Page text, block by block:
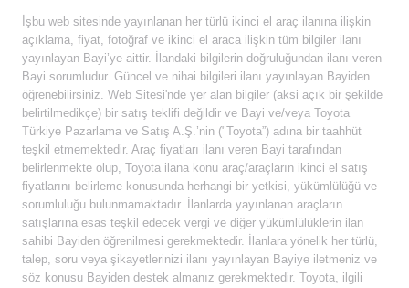
İşbu web sitesinde yayınlanan her türlü ikinci el araç ilanına ilişkin
açıklama, fiyat, fotoğraf ve ikinci el araca ilişkin tüm bilgiler ilanı
yayınlayan Bayi’ye aittir. İlandaki bilgilerin doğruluğundan ilanı veren
Bayi sorumludur. Güncel ve nihai bilgileri ilanı yayınlayan Bayiden
öğrenebilirsiniz. Web Sitesi'nde yer alan bilgiler (aksi açık bir şekilde
belirtilmedikçe) bir satış teklifi değildir ve Bayi ve/veya Toyota
Türkiye Pazarlama ve Satış A.Ş.’nin ("Toyota”) adına bir taahhüt
teşkil etmemektedir. Araç fiyatları ilanı veren Bayi tarafından
belirlenmekte olup, Toyota ilana konu araç/araçların ikinci el satış
fiyatlarını belirleme konusunda herhangi bir yetkisi, yükümlülüğü ve
sorumluluğu bulunmamaktadır. İlanlarda yayınlanan araçların
satışlarına esas teşkil edecek vergi ve diğer yükümlülüklerin ilan
sahibi Bayiden öğrenilmesi gerekmektedir. İlanlara yönelik her türlü,
talep, soru veya şikayetlerinizi ilanı yayınlayan Bayiye iletmeniz ve
söz konusu Bayiden destek almanız gerekmektedir. Toyota, ilgili